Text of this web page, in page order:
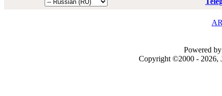
Powered
Copyright ©2000 - 2026,